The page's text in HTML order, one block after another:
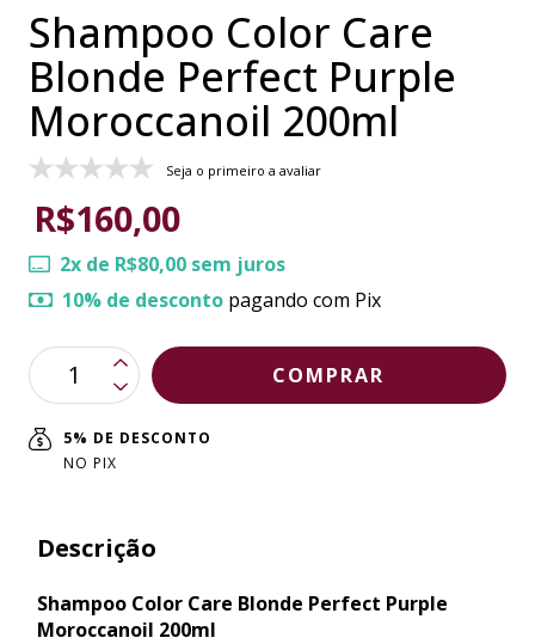
Shampoo Color Care
Blonde Perfect Purple
Moroccanoil 200ml
Seja o primeiro a avaliar
R$160,00
2x de R$80,00 sem juros
10% de desconto pagando com Pix
5% DE DESCONTO
NO PIX
Descrição
Shampoo Color Care Blonde Perfect Purple
Moroccanoil 200ml